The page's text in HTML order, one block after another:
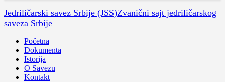
Jedriličarski savez Srbije (JSS)Zvanični sajt jedriličarskog
saveza Srbije
Početna
Dokumenta
Istorija
O Savezu
Kontakt